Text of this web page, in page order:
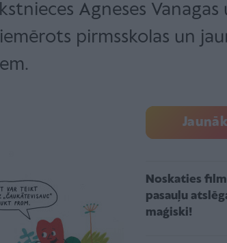
Agneses
pirmsskolas un
Noskaties
pasauļu
maģiski!